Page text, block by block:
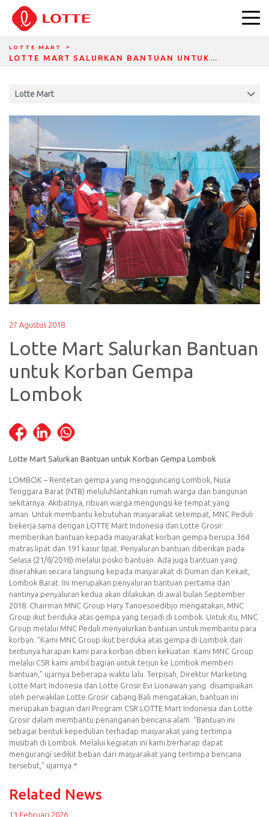
LOTTE MART
LOTTE MART SALURKAN BANTUAN UNTUK…
27 Agustus 2018
Lotte Mart Salurkan Bantuan
untuk Korban Gempa
Lombok
Lotte Mart Salurkan Bantuan untuk Korban Gempa Lombok
LOMBOK – Rentetan gempa yang mengguncang Lombok, Nusa
Tenggara Barat (NTB) meluluhlantahkan rumah warga dan bangunan
sekitarnya. Akibatnya, ribuan warga mengungsi ke tempat yang
aman. Untuk membantu kebutuhan masyarakat setempat, MNC Peduli
bekerja sama dengan LOTTE Mart Indonesia dan Lotte Grosir
memberikan bantuan kepada masyarakat korban gempa berupa 364
matras lipat dan 191 kasur lipat. Penyaluran bantuan diberikan pada
Selasa (21/8/2018) melalui posko bantuan. Ada juga bantuan yang
diserahkan secara langsung kepada masyarakat di Duman dan Kekait,
Lombok Barat. Ini merupakan penyaluran bantuan pertama dan
nantinya penyaluran kedua akan dilakukan di awal bulan September
2018. Chairman MNC Group Hary Tanoesoedibjo mengatakan, MNC
Group ikut berduka atas gempa yang terjadi di Lombok. Untuk itu, MNC
Group melalui MNC Peduli menyalurkan bantuan untuk membantu para
korban. “Kami MNC Group ikut berduka atas gempa di Lombok dan
tentunya harapan kami para korban diberi kekuatan. Kami MNC Group
melalui CSR kami ambil bagian untuk terjun ke Lombok memberi
bantuan,” ujarnya beberapa waktu lalu. Terpisah, Direktur Marketing
Lotte Mart Indonesia dan Lotte Grosir Evi Lionawan yang disampaikan
oleh perwakilan Lotte Grosir cabang Bali mengatakan, bantuan ini
merupakan bagian dari Program CSR LOTTE Mart Indonesia dan Lotte
Grosir dalam membantu penanganan bencana alam. “Bantuan ini
sebagai bentuk kepedulian terhadap masyarakat yang tertimpa
musibah di Lombok. Melalui kegiatan ini kami berharap dapat
mengurangi sedikit beban dari masyarakat yang tertimpa bencana
tersebut,” ujarnya.*
Related News
13 Februari 2026